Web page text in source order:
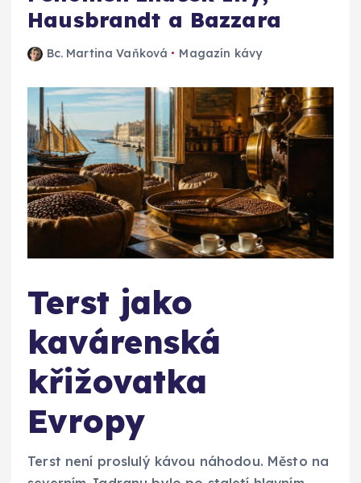
Hausbrandt a Bazzara
Bc. Martina Vaňková Magazín kávy
Terst jako
kavárenská
křižovatka
Evropy
Terst není proslulý kávou náhodou. Město na